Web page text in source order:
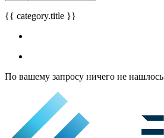
{{ category.title }}
По вашему запросу ничего не нашлось